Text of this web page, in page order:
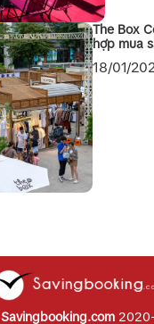
The Box
hợp mua
18/01/
Savingbooking.com